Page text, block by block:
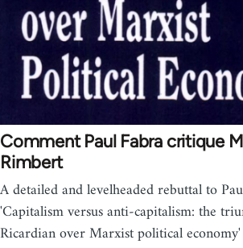
Comment Paul Fabra critique
Rimbert
A detailed and levelheaded rebuttal to
'Capitalism versus anti-capitalism: the
Ricardian over Marxist political